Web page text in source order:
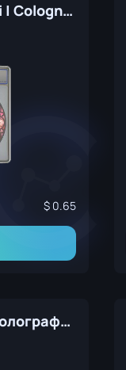
Sticker Slab | HooXi | Cologne 2026
0.65
Наклейка | fame (голографическая) | Рио-2022